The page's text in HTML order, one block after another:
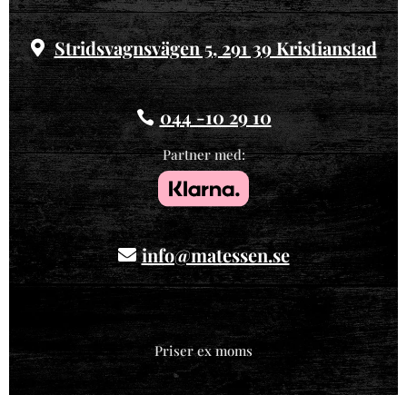
Stridsvagnsvägen 5, 291 39 Kristianstad
044 -10 29 10
Partner med:
info@matessen.se
Priser ex moms